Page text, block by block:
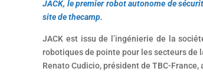
JACK, le premier robot autonome de
site de thecamp.
JACK est issu de l’ingénierie de la
robotiques de pointe pour les secteurs de
Renato Cudicio, président de TBC-